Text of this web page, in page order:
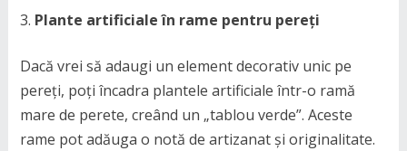
Plante artificiale în rame pentru pereți
Dacă vrei să adaugi un element decorativ unic pe
pereți, poți încadra plantele artificiale într-o ramă
mare de perete, creând un „tablou verde”. Aceste
rame pot adăuga o notă de artizanat și originalitate.